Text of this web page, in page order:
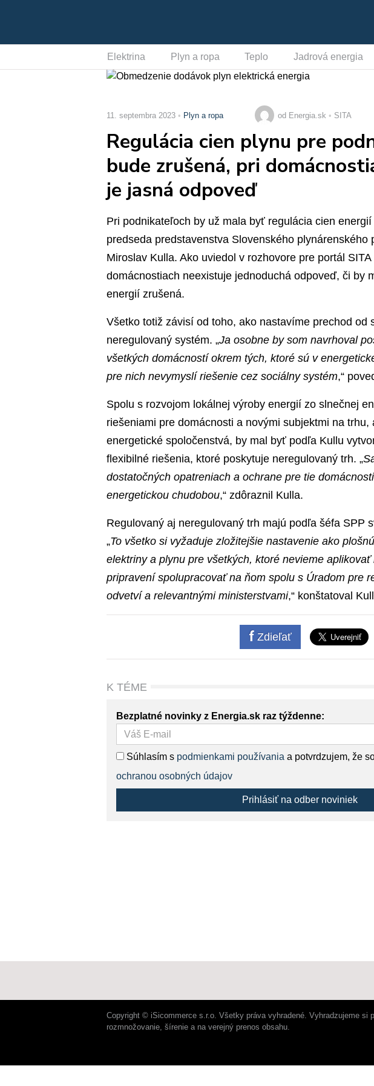
Elektrina Plyn a ropa Teplo Jadrová energia
11. septembra 2023 Plyn a ropa od Energia.sk SITA
Regulácia cien plynu pre
bude zrušená, pri
je jasná odpoveď
Pri podnikateľoch by už mala byť regulácia cien
predseda predstavenstva Slovenského plynárenského
Miroslav Kulla. Ako uviedol v rozhovore pre portál SITA
domácnostiach neexistuje jednoduchá odpoveď, či by
energií zrušená.
Všetko totiž závisí od toho, ako nastavíme prechod od
neregulovaný systém. „Ja osobne by som navrhoval
všetkých domácností okrem tých, ktoré sú v
pre nich nevymyslí riešenie cez sociálny systém,“
Spolu s rozvojom lokálnej výroby energií zo slnečnej
riešeniami pre domácnosti a novými subjektmi na trhu,
energetické spoločenstvá, by mal byť podľa Kullu
flexibilné riešenia, ktoré poskytuje neregulovaný trh. „
dostatočných opatreniach a ochrane pre tie
energetickou chudobou,“ zdôraznil Kulla.
Regulovaný aj neregulovaný trh majú podľa šéfa SPP
„To všetko si vyžaduje zložitejšie nastavenie ako
elektriny a plynu pre všetkých, ktoré nevieme
pripravení spolupracovať na ňom spolu s Úradom pre
odvetví a relevantnými ministerstvami,“ konštatoval
Zdieľať
K TÉME
Bezplatné novinky z Energia.sk raz týždenne:
Súhlasím s podmienkami používania a potvrdzujem, že
ochranou osobných údajov
Prihlásiť na odber noviniek
Copyright © iSicommerce s.r.o. Všetky práva vyhradené. Vyhradzujeme si
rozmnožovanie, šírenie a na verejný prenos obsahu.